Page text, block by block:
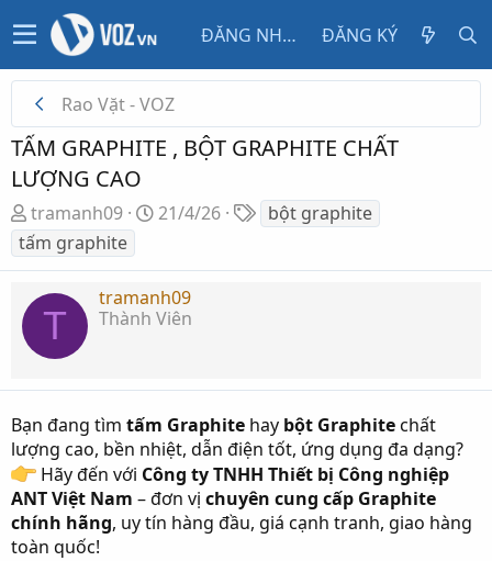
ĐĂNG NHẬP ĐĂNG KÝ
Rao Vặt - VOZ
TẤM GRAPHITE , BỘT GRAPHITE CHẤT
LƯỢNG CAO
T
h
r
a
s
r
t
e
r
tramanh09
N
g
ử
21/4/26
ừ
bột graphite
tấm graphite
T
tramanh09
Thành Viên
Bạn đang tìm tấm Graphite hay bột Graphitechất
lượng cao, bền nhiệt, dẫn điện tốt, ứng dụng đa dạng?
Hãy đến với Công ty TNHH Thiết bị Công nghiệp
ANT Việt Nam – đơn vị chuyên cung cấp Graphite
chính hãng, uy tín hàng đầu, giá cạnh tranh, giao hàng
toàn quốc!